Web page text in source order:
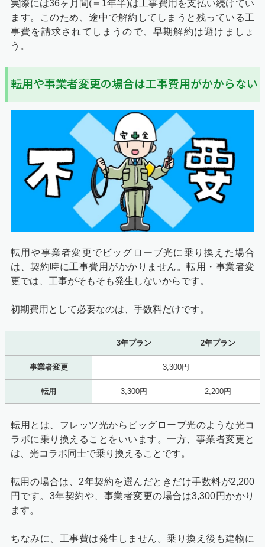
実際には36ヶ月間(＝1年半)は工事費用を支払い続けてい
ます。このため、途中で解約してしまうと残っている工
事費を請求されてしまうので、早期解約は避けましょ
う。
転用や事業者変更の場合は工事費用がかからない
転用や事業者変更でビッグローブ光に乗り換えた場合
は、契約時に工事費用がかかりません。転用・事業者変
更では、工事がそもそも発生しないからです。
初期費用として必要なのは、手数料だけです。
3年プラン 2年プラン
事業者変更 3,300円
転用 3,300円 2,200円
転用とは、フレッツ光からビッグローブ光のような光コ
ラボに乗り換えることをいいます。一方、事業者変更と
は、光コラボ同士で乗り換えることです。
転用の場合は、2年契約を選んだときだけ手数料が2,200
円です。3年契約や、事業者変更の場合は3,300円かかり
ます。
ちなみに、工事費は発生しません。乗り換え後も建物に